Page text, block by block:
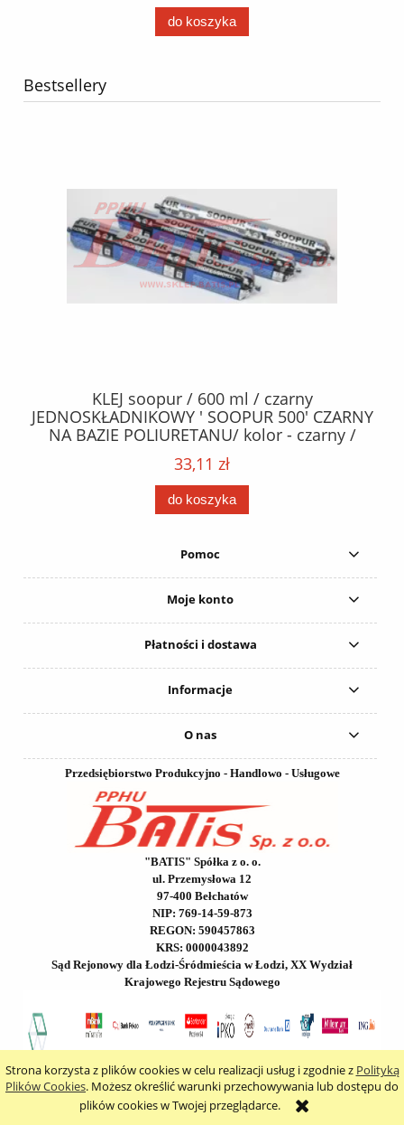
Strona korzysta z plików cookies w celu realizacji usług i zgodnie z Polityką
Plików Cookies. Możesz określić warunki przechowywania lub dostępu do
plików cookies w Twojej przeglądarce.
do koszyka
Bestsellery
KLEJ soopur / 600 ml / czarny
JEDNOSKŁADNIKOWY ' SOOPUR 500' CZARNY
NA BAZIE POLIURETANU/ kolor - czarny /
karton 20 szt. / pistolet do kleju 307730 /
33,11 zł
do koszyka
Pomoc
Moje konto
Płatności i dostawa
Informacje
O nas
Przedsiębiorstwo Produkcyjno - Handlowo - Usługowe
"BATIS" Spółka z o. o.
ul. Przemysłowa 12
97-400 Bełchatów
NIP: 769-14-59-873
REGON: 590457863
KRS: 0000043892
Sąd Rejonowy dla Łodzi-Śródmieścia w Łodzi, XX Wydział
Krajowego Rejestru Sądowego